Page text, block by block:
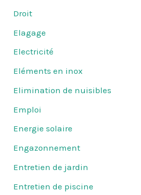
Droit
Elagage
Electricité
Eléments en inox
Elimination de nuisibles
Emploi
Energie solaire
Engazonnement
Entretien de jardin
Entretien de piscine